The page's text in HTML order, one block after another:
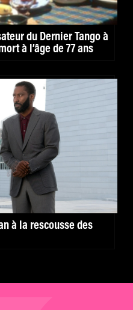
du Dernier Tango à
à l’âge de 77 ans
à la rescousse des